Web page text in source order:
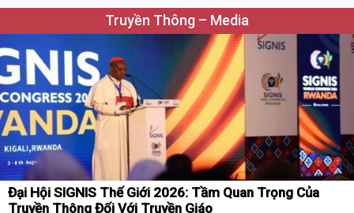
Truyền Thông – Media
Đại Hội SIGNIS Thế Giới 2026: Tầm Quan Trọng Của
Truyền Thông Đối Với Truyền Giáo